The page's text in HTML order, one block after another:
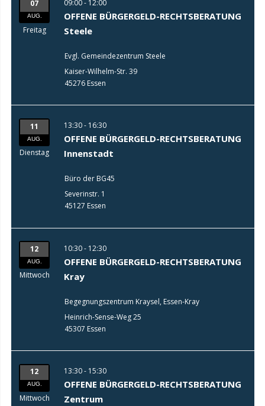
07
AUG.
Freitag
09:00 - 12:00
OFFENE BÜRGERGELD-RECHTSBERATUNG
Steele
Evgl. Gemeindezentrum Steele
Kaiser-Wilhelm-Str. 39
45276 Essen
11
AUG.
Dienstag
13:30 - 16:30
OFFENE BÜRGERGELD-RECHTSBERATUNG
Innenstadt
Büro der BG45
Severinstr. 1
45127 Essen
12
AUG.
Mittwoch
10:30 - 12:30
OFFENE BÜRGERGELD-RECHTSBERATUNG
Kray
Begegnungszentrum Kraysel, Essen-Kray
Heinrich-Sense-Weg 25
45307 Essen
12
AUG.
Mittwoch
13:30 - 15:30
OFFENE BÜRGERGELD-RECHTSBERATUNG
Zentrum